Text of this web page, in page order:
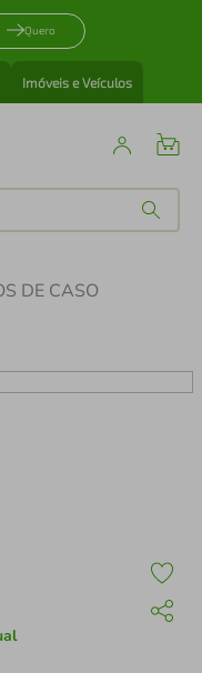
Quero
Imóveis e Veículos
DE CASO